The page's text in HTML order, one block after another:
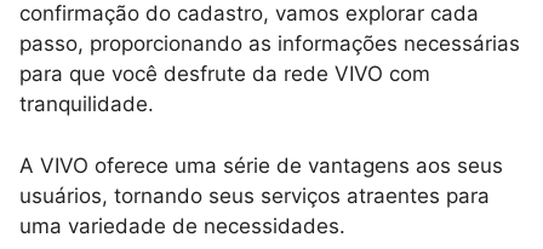
confirmação do cadastro, vamos explorar cada
passo, proporcionando as informações necessárias
para que você desfrute da rede VIVO com
tranquilidade.
A VIVO oferece uma série de vantagens aos seus
usuários, tornando seus serviços atraentes para
uma variedade de necessidades.